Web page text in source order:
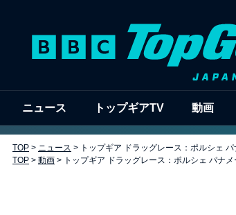
ニュース トップギアTV 動画
TOP > ニュース > トップギア ドラッグレース：ポルシェ
TOP > 動画 > トップギア ドラッグレース：ポルシェ パナ